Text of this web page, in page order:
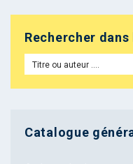
Rechercher
Catalogue